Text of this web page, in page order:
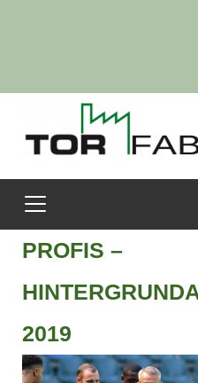
PROFIS –
2019